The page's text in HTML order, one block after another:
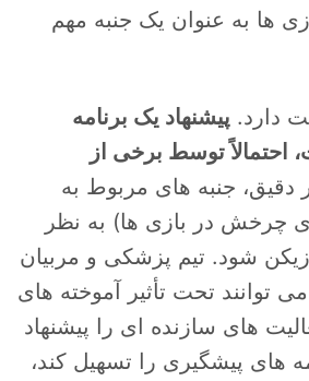
ها به عنوان یک جنبه مهم
دارد.پیشنهاد یک برنامه
توسط برخی از
دقیق، جنبه های مربوط به
چرخش در بازی ها) به نظر
شود. تیم پزشکی و مربیان
توانند تحت تأثیر آموخته های
های سازنده ای را پیشنهاد
های پیشگیری را تسهیل کند،